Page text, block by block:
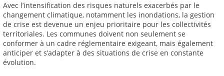
Avec l’intensification des risques naturels exacerbés par le
changement climatique, notamment les inondations, la gestion
de crise est devenue un enjeu prioritaire pour les collectivités
territoriales. Les communes doivent non seulement se
conformer à un cadre réglementaire exigeant, mais également
anticiper et s’adapter à des situations de crise en constante
évolution.